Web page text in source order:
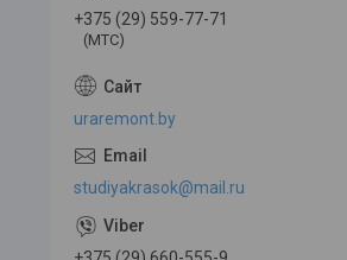
+375 (29) 559-77-71
(МТС)
uraremont.by
studiyakrasok@mail.ru